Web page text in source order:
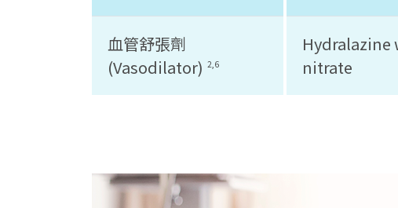
血管舒張劑
(Vasodilator) 2,6
Hydralazine
nitrate